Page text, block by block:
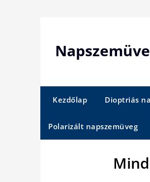
Kezdőlap Dioptriás
Polarizált napszemüveg